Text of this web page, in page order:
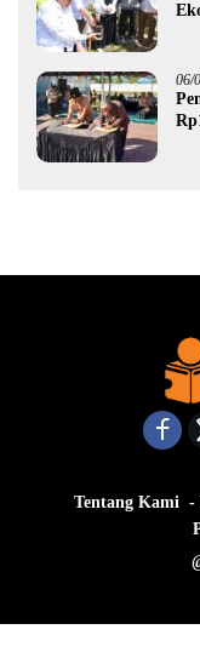
06/
Tentang Kami